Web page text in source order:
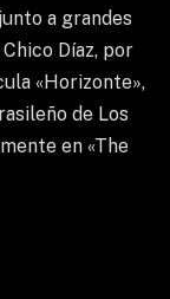
a grandes
Díaz, por
«Horizonte»,
de Los
en «The